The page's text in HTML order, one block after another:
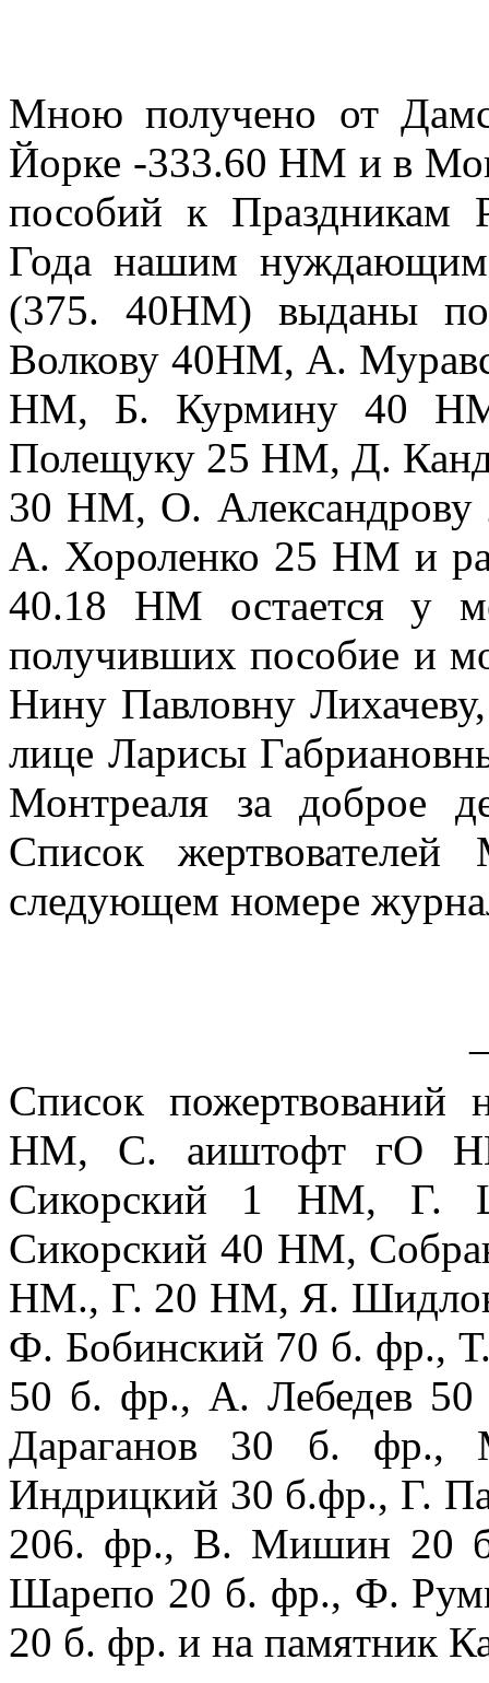
Мною получено от
Йорке -333.60 НМ и в
пособий к Праздникам
Года нашим
(375. 40НМ) выданы
Волкову 40НМ, А.
НМ, Б. Курмину 40
Полещуку 25 НМ, Д.
30 НМ, О.
А. Хороленко 25 НМ и
40.18 НМ остается у
получивших пособие и
Нину Павловну
лице Лари­сы
Монтреаля за доброе
Список
следу­ющем номере
Список
НМ, С. аиштофт гО
Сикорский 1 НМ, Г.
Сикорский 40 НМ,
НМ., Г. 20 НМ, Я.
Ф. Бобинский 70 б. фр.,
50 б. фр., А. Лебедев
Дараганов 30 б.
Индрицкий 30 б.фр., Г.
206. фр., В. Мишин 20
Шарепо 20 б. фр., Ф.
20 б. фр. и на памятник